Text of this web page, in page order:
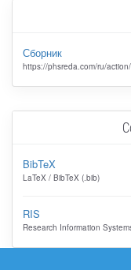
Сборник
https://phsreda.com/ru/
BibTeX
LaTeX / BibTeX (.bib)
RIS
Research Information